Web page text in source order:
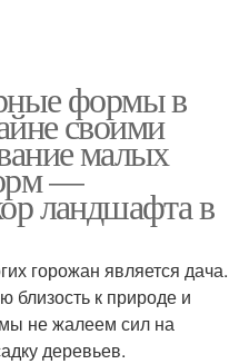
формы в
своими
малых
—
ландшафта в
горожан является дача.
к природе и
не жалеем сил на
деревьев.